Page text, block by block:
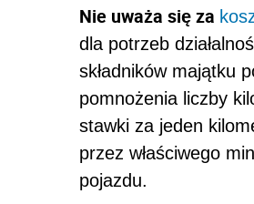
Nie uważa się za
dla potrzeb
składników majątku
pomnożenia liczby
stawki za jeden
przez właściwego
pojazdu.